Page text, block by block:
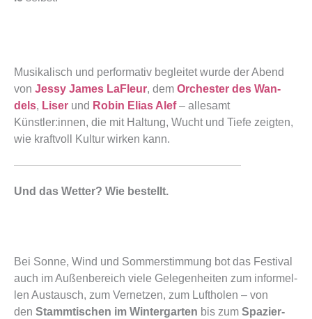
Musi­ka­lisch und per­for­ma­tiv beglei­tet wur­de der Abend
von Jes­sy James LaF­leur , dem Orches­ter des Wan­
dels Liser und Robin Eli­as Alef– alle­samt
Künstler:innen, die mit Hal­tung, Wucht und Tie­fe zeig­ten,
wie kraft­voll Kul­tur wir­ken kann.
Und das Wetter? Wie bestellt.
Bei Son­ne, Wind und Som­mer­stim­mung bot das Fes­ti­val
auch im Außen­be­reich vie­le Gele­gen­hei­ten zum infor­mel­
len Aus­tausch, zum Ver­net­zen, zum Luft­ho­len – von
den Stamm­ti­schen im Win­ter­gar­ten bis zum Spa­zier­